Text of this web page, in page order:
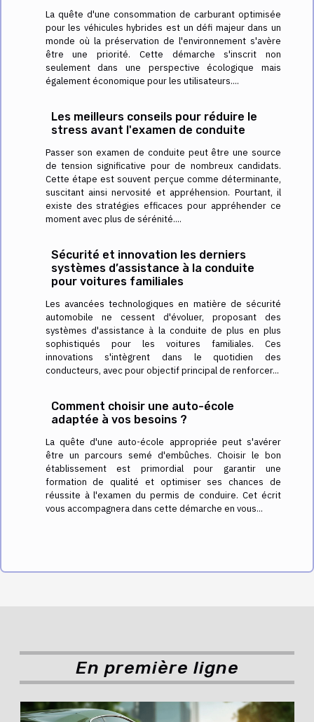
La quête d'une consommation de carburant optimisée
pour les véhicules hybrides est un défi majeur dans un
monde où la préservation de l'environnement s'avère
être une priorité. Cette démarche s'inscrit non
seulement dans une perspective écologique mais
également économique pour les utilisateurs....
Les meilleurs conseils pour réduire le
stress avant l'examen de conduite
Passer son examen de conduite peut être une source
de tension significative pour de nombreux candidats.
Cette étape est souvent perçue comme déterminante,
suscitant ainsi nervosité et appréhension. Pourtant, il
existe des stratégies efficaces pour appréhender ce
moment avec plus de sérénité....
Sécurité et innovation les derniers
systèmes d’assistance à la conduite
pour voitures familiales
Les avancées technologiques en matière de sécurité
automobile ne cessent d'évoluer, proposant des
systèmes d'assistance à la conduite de plus en plus
sophistiqués pour les voitures familiales. Ces
innovations s'intègrent dans le quotidien des
conducteurs, avec pour objectif principal de renforcer...
Comment choisir une auto-école
adaptée à vos besoins ?
La quête d'une auto-école appropriée peut s'avérer
être un parcours semé d'embûches. Choisir le bon
établissement est primordial pour garantir une
formation de qualité et optimiser ses chances de
réussite à l'examen du permis de conduire. Cet écrit
vous accompagnera dans cette démarche en vous...
En première ligne